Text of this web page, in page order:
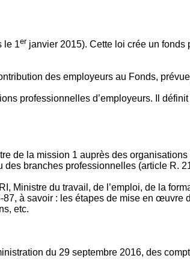
le 1er janvier 2015). Cette loi crée un
des employeurs au Fonds,
professionnelles d’employeurs. Il
de la mission 1 auprès des
branches professionnelles (article R.
Ministre du travail, de l’emploi, de la
à savoir : les étapes de mise en œuvre
etc.
du 29 septembre 2016, des